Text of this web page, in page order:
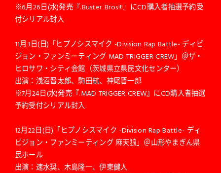
※6月26日(水)発売『.Buster Bros!!!』にCD購入者抽選予約受
付シリアル封入
11月3日(日)「ヒプノシスマイク -Division Rap Battle- ディビ
ジョン・ファンミーティング MAD TRIGGER CREW」＠ザ・
ヒロサワ・シティ会館（茨城県立県民文化センター）
出演：浅沼晋太郎、駒田航、神尾晋一郎
※7月24日(水)発売『.MAD TRIGGER CREW』にCD購入者抽選
予約受付シリアル封入
12月22日(日)「ヒプノシスマイク -Division Rap Battle- ディ
ビジョン・ファンミーティング 麻天狼」＠山形やまぎん県
民ホール
出演：速水奨、木島隆一、伊東健人